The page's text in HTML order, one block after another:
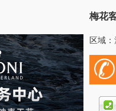
梅花
区域：
话